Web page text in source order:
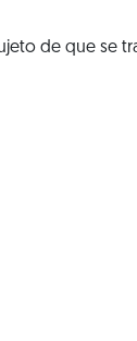
de que se